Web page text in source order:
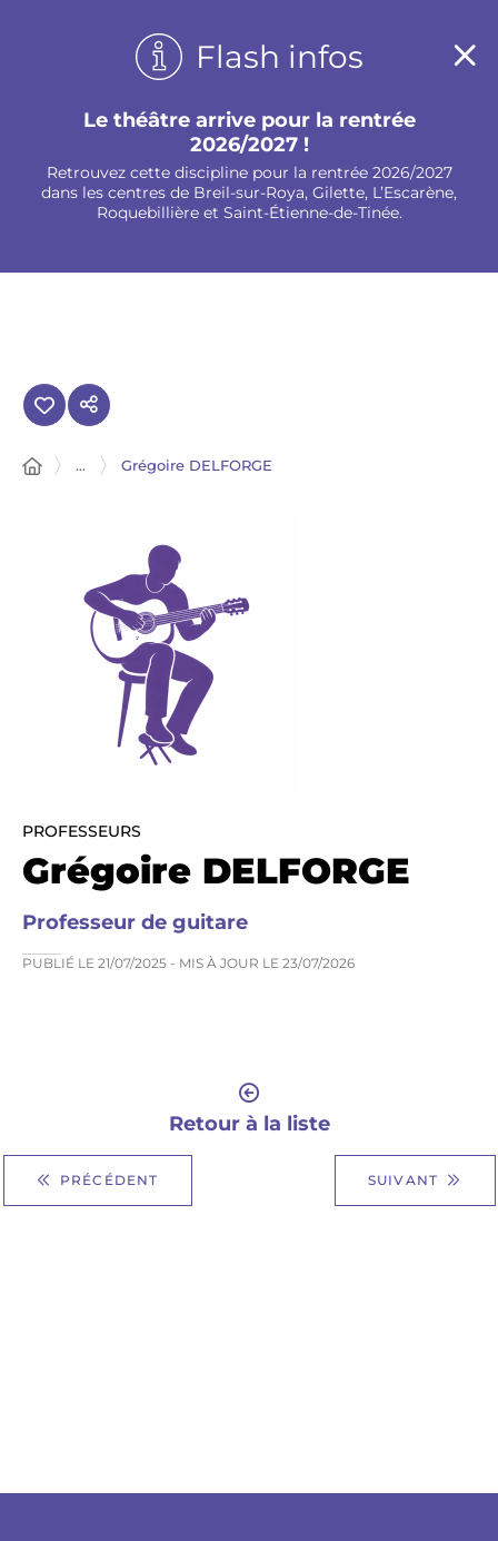
Flash infos
Le théâtre arrive pour la rentrée
2026/2027 !
Retrouvez cette discipline pour la rentrée 2026/2027
dans les centres de Breil-sur-Roya, Gilette, L’Escarène,
Roquebillière et Saint-Étienne-de-Tinée.
... Grégoire DELFORGE
PROFESSEURS
Grégoire DELFORGE
Professeur de guitare
PUBLIÉ LE 21/07/2025 - MIS À JOUR LE 23/07/2026
PRÉCÉDENT
Retour à la liste
SUIVANT